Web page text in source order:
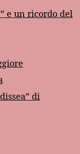
e un ricordo del
di